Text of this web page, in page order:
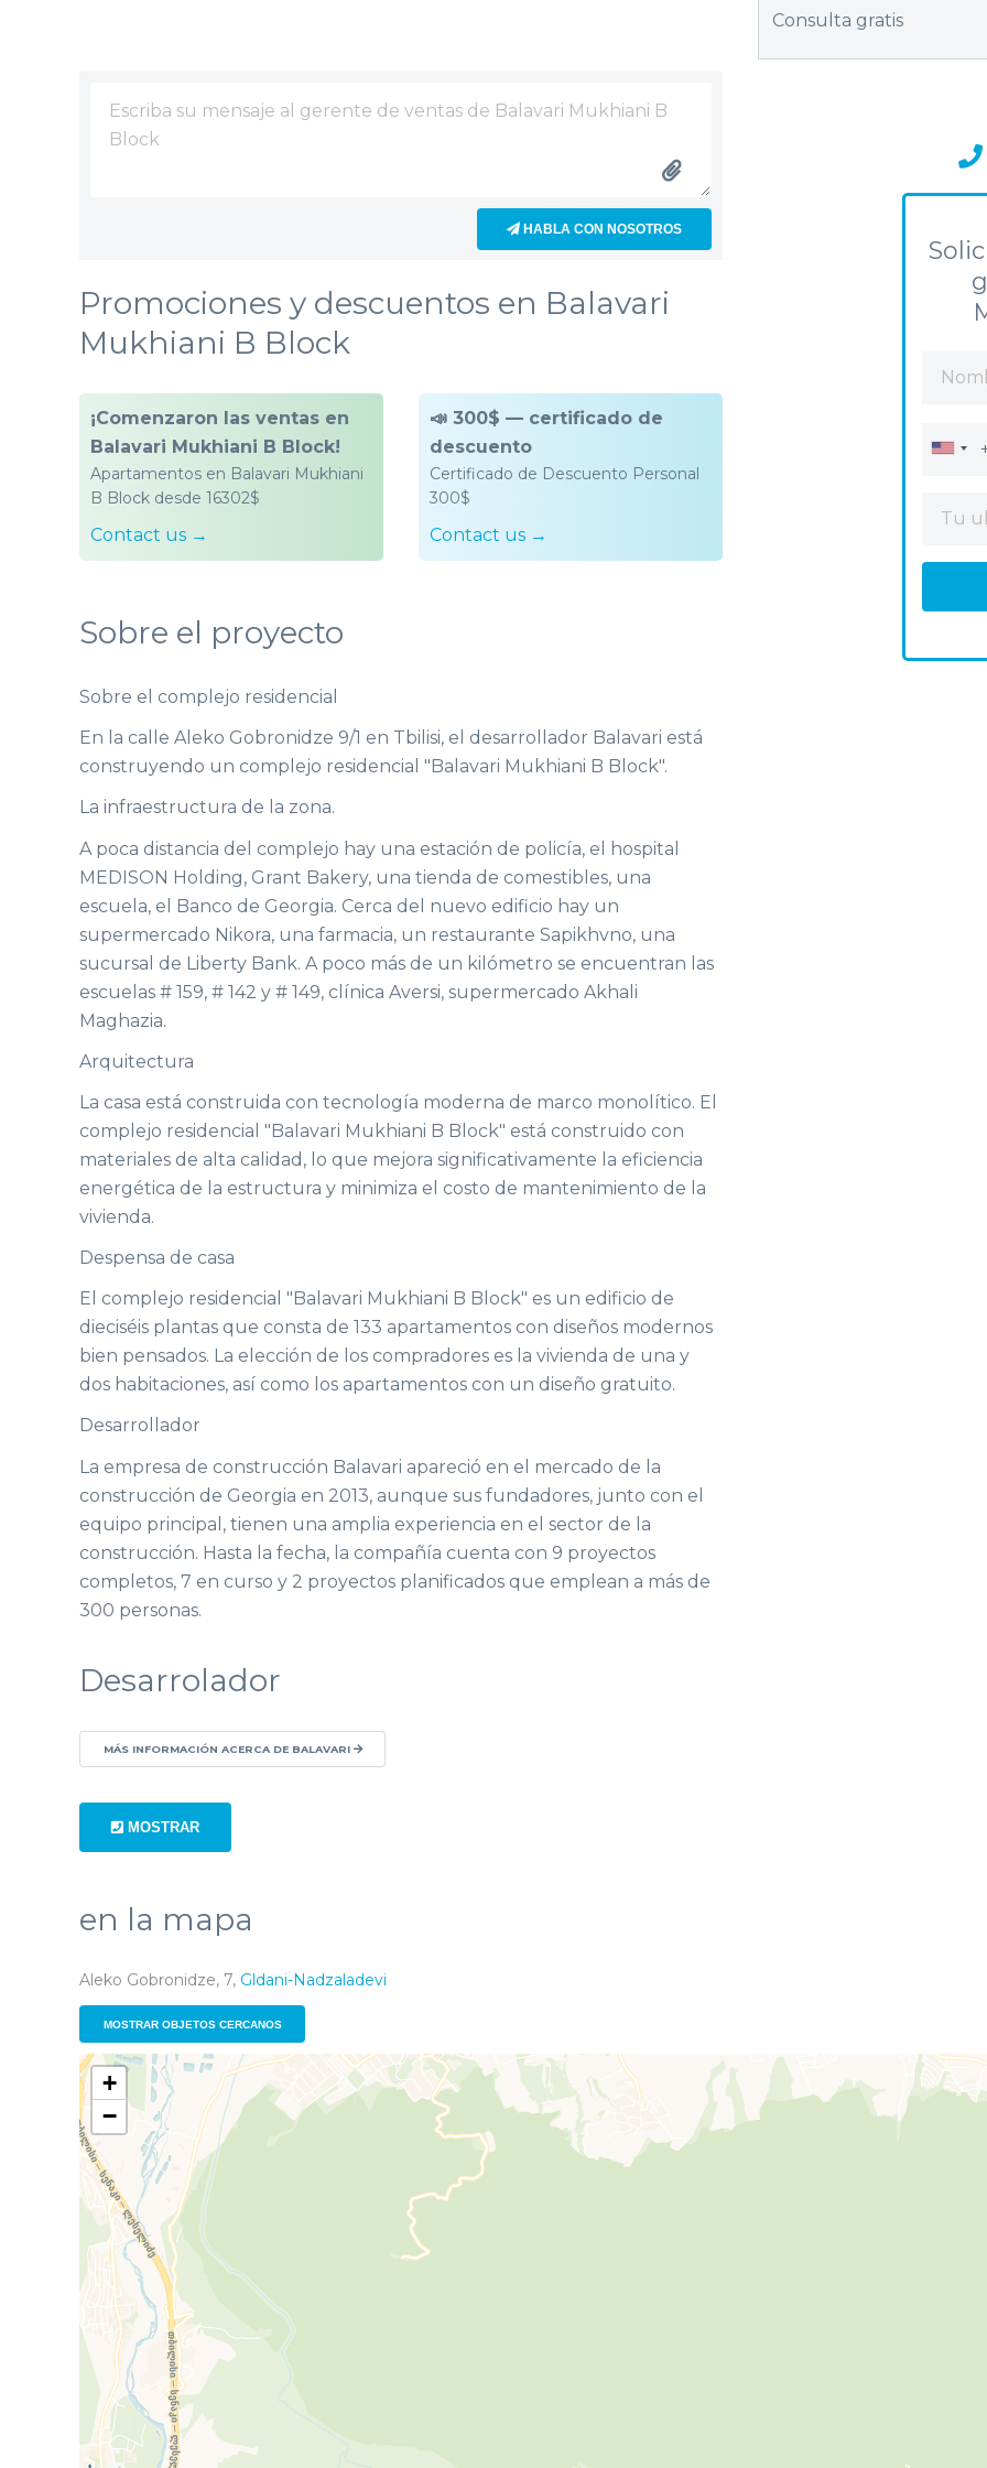
Consulta gratis
HABLA CON NOSOTROS
Promociones y descuentos en Balavari
Mukhiani B Block
¡Comenzaron las ventas en
Balavari Mukhiani B Block!
Apartamentos en Balavari Mukhiani
B Block desde 16302$
Contact us →
📣 300$ — сertificado de
descuento
Certificado de Descuento Personal
300$
Contact us →
Sobre el proyecto
Sobre el complejo residencial
En la calle Aleko Gobronidze 9/1 en Tbilisi, el desarrollador Balavari está
construyendo un complejo residencial "Balavari Mukhiani B Block".
La infraestructura de la zona.
A poca distancia del complejo hay una estación de policía, el hospital
MEDISON Holding, Grant Bakery, una tienda de comestibles, una
escuela, el Banco de Georgia. Cerca del nuevo edificio hay un
supermercado Nikora, una farmacia, un restaurante Sapikhvno, una
sucursal de Liberty Bank. A poco más de un kilómetro se encuentran las
escuelas # 159, # 142 y # 149, clínica Aversi, supermercado Akhali
Maghazia.
Arquitectura
La casa está construida con tecnología moderna de marco monolítico. El
complejo residencial "Balavari Mukhiani B Block" está construido con
materiales de alta calidad, lo que mejora significativamente la eficiencia
energética de la estructura y minimiza el costo de mantenimiento de la
vivienda.
Despensa de casa
El complejo residencial "Balavari Mukhiani B Block" es un edificio de
dieciséis plantas que consta de 133 apartamentos con diseños modernos
bien pensados. La elección de los compradores es la vivienda de una y
dos habitaciones, así como los apartamentos con un diseño gratuito.
Desarrollador
La empresa de construcción Balavari apareció en el mercado de la
construcción de Georgia en 2013, aunque sus fundadores, junto con el
equipo principal, tienen una amplia experiencia en el sector de la
construcción. Hasta la fecha, la compañía cuenta con 9 proyectos
completos, 7 en curso y 2 proyectos planificados que emplean a más de
300 personas.
Desarrolador
MÁS INFORMACIÓN ACERCA DE BALAVARI
MOSTRAR
en la mapa
Aleko Gobronidze, 7, Gldani-Nadzaladevi
MOSTRAR OBJETOS CERCANOS
+
−